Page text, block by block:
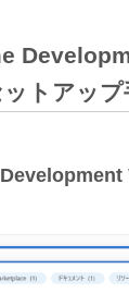
ットアップ